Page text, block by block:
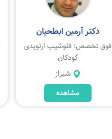
دکتر آرمین ابطحیان
فوق تخصص: فلوشیپ ارتوپدی
کودکان
شیراز
مشاهده